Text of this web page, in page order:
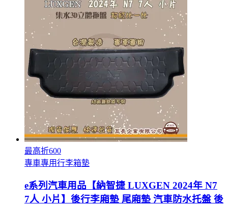
最高折600
專車專用行李箱墊
e系列汽車用品【納智捷 LUXGEN 2024年 N7
7人 小片】後行李廂墊 尾廂墊 汽車防水托盤 後